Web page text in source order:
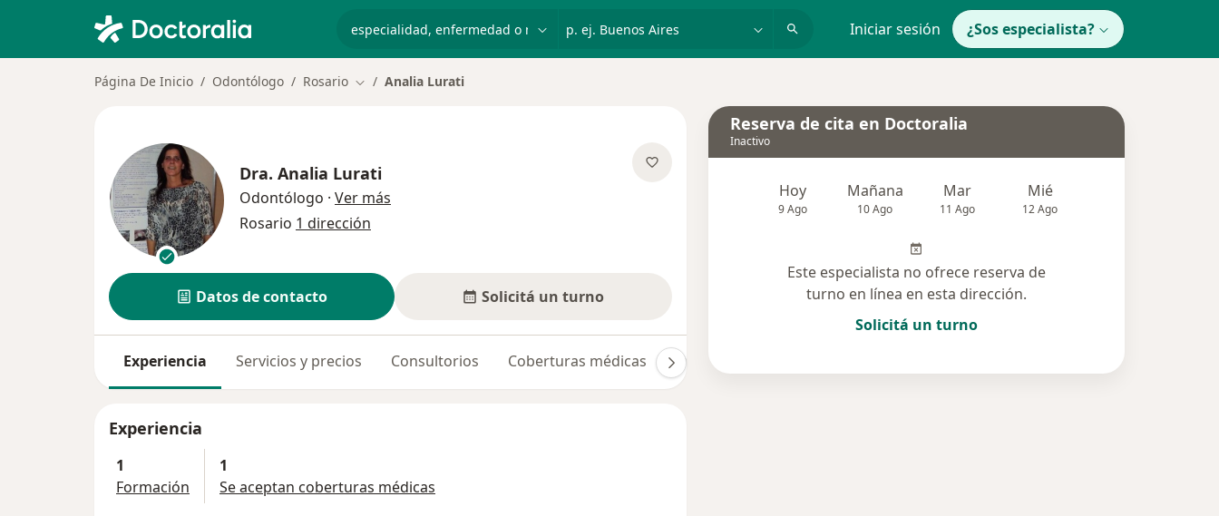
Iniciar sesión ¿Sos especialista?
Página De Inicio Odontólogo Rosario Cambiar de ciudad
Analia Lurati
Dra. Analia Lurati
Odontólogo · Ver más
Rosario 1 dirección
Datos de contacto Solicitá un turno
Experiencia Servicios y precios Consultorios Coberturas médicas Opiniones
Experiencia
1
Formación
1
Se aceptan coberturas médicas
Reserva de cita en Doctoralia
Inactivo
Hoy
9 Ago
Mañana
10 Ago
Mar
11 Ago
Mié
12 Ago
Este especialista no ofrece reserva de
turno en línea en esta dirección.
Solicitá un turno